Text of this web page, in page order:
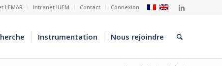
LEMAR Intranet IUEM Contact Connexion
Instrumentation Nous rejoindre